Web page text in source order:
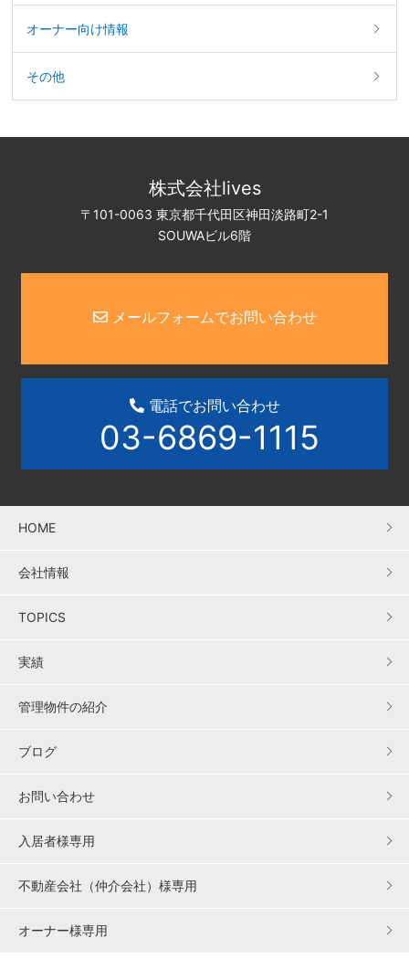
オーナー向け情報
その他
株式会社lives
〒101-0063 東京都千代田区神田淡路町2-1
SOUWAビル6階
メールフォームでお問い合わせ
電話でお問い合わせ
03-6869-1115
HOME
会社情報
TOPICS
実績
管理物件の紹介
ブログ
お問い合わせ
入居者様専用
不動産会社（仲介会社）様専用
オーナー様専用